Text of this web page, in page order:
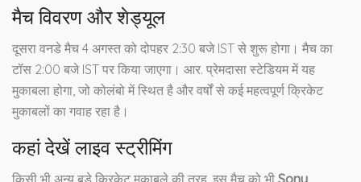
मैच विवरण और शेड्यूल
दूसरा वनडे मैच 4 अगस्त को दोपहर 2:30 बजे IST से शुरू होगा। मैच का
टॉस 2:00 बजे IST पर किया जाएगा। आर. प्रेमदासा स्टेडियम में यह
मुकाबला होगा, जो कोलंबो में स्थित है और वर्षों से कई महत्वपूर्ण क्रिकेट
मुकाबलों का गवाह रहा है।
कहां देखें लाइव स्ट्रीमिंग